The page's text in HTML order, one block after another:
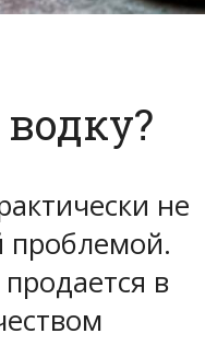
не
проблемой.
в